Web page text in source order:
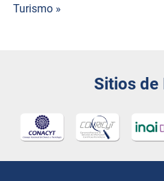
Turismo »
Sitios de